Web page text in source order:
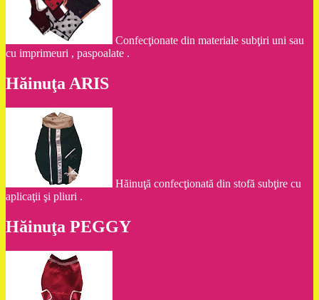
Confecţionate din materiale subţiri uni sau
cu imprimeuri , paspoalate .
Hăinuţa ARIS
Hăinuţă confecţionată din stofă subţire cu
aplicaţii şi pliuri .
Hăinuţa PEGGY